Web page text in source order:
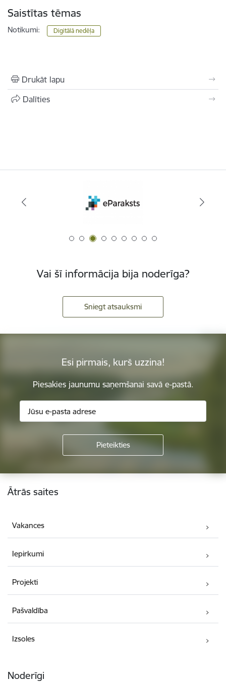
Saistītas tēmas
Notikumi: Digitālā nedēļa
Drukāt lapu
Dalīties
Vai šī informācija bija noderīga?
Sniegt atsauksmi
Esi pirmais, kurš uzzina!
Piesakies jaunumu saņemšanai savā e-pastā.
Kājene
Ātrās saites
Vakances
Iepirkumi
Projekti
Pašvaldība
Izsoles
Noderīgi